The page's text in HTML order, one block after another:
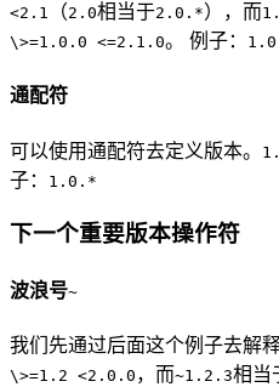
<2.1
（2.0相当于2.0.*），而
\>=1.0.0 <=2.1.0。 例子：
通配符
可以使用通配符去定义版本。
子：
1.0.*
下一个重要版本操作符
波浪号~
我们先通过后面这个例子去解
\>=1.2 <2.0.0 ，而~1.2.3相当